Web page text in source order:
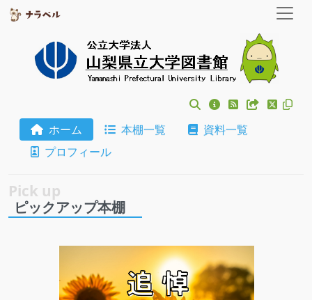
ホーム 本棚一覧
資料一覧
プロフィール
ピックアップ本棚